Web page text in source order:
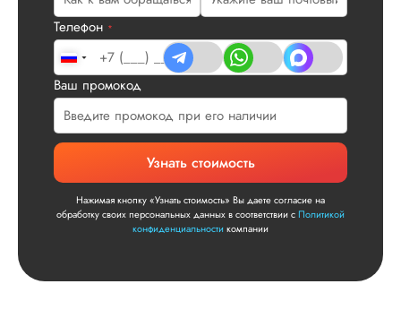
Телефон *
Ваш промокод
Узнать стоимость
Нажимая кнопку «Узнать стоимость» Вы даете согласие на
обработку своих персональных данных в соответствии сПолитикой
конфиденциальностикомпании
Читаем ваши слова
улыбкой! Спасибо.
Ответ от
Сергей
Вид работы:
2025-11-15
Диссертация по